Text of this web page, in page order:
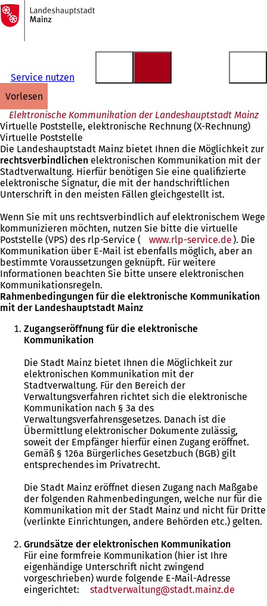
Inhalt anspringen
Zur
Startseite
Service nutzen
vorlesen
Elektronische Kommunikation der Landeshauptstadt Mainz
Virtuelle Poststelle, elektronische Rechnung (X-Rechnung)
Virtuelle Poststelle
Die Landeshauptstadt Mainz bietet Ihnen die Möglichkeit zur
rechtsverbindlichen elektronischen Kommunikation mit der
Stadtverwaltung. Hierfür benötigen Sie eine qualifizierte
elektronische Signatur, die mit der handschriftlichen
Unterschrift in den meisten Fällen gleichgestellt ist.
Wenn Sie mit uns rechtsverbindlich auf elektronischem Wege
kommunizieren möchten, nutzen Sie bitte die virtuelle
Poststelle (VPS) des rlp-Service (
www.rlp-service.de). Die
Kommunikation über E-Mail ist ebenfalls möglich, aber an
bestimmte Voraussetzungen geknüpft. Für weitere
Informationen beachten Sie bitte unsere elektronischen
Kommunikationsregeln.
Rahmenbedingungen für die elektronische Kommunikation
mit der Landeshauptstadt Mainz
Zugangseröffnung für die elektronische
Kommunikation
Die Stadt Mainz bietet Ihnen die Möglichkeit zur
elektronischen Kommunikation mit der
Stadtverwaltung. Für den Bereich der
Verwaltungsverfahren richtet sich die elektronische
Kommunikation nach § 3a des
Verwaltungsverfahrensgesetzes. Danach ist die
Übermittlung elektronischer Dokumente zulässig,
soweit der Empfänger hierfür einen Zugang eröffnet.
Gemäß § 126a Bürgerliches Gesetzbuch (BGB) gilt
entsprechendes im Privatrecht.
Die Stadt Mainz eröffnet diesen Zugang nach Maßgabe
der folgenden Rahmenbedingungen, welche nur für die
Kommunikation mit der Stadt Mainz und nicht für Dritte
(verlinkte Einrichtungen, andere Behörden etc.) gelten.
Grundsätze der elektronischen Kommunikation
Für eine formfreie Kommunikation (hier ist Ihre
eigenhändige Unterschrift nicht zwingend
vorgeschrieben) wurde folgende E-Mail-Adresse
eingerichtet:
stadtverwaltung stadt.mainz de